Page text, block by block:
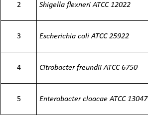
2 Shigella flexneriATCC12022
3 Escherichia coliATCC25922
4 Citrobacter freundiiATCC6750
5 Enterobacter cloacaeATCC13047